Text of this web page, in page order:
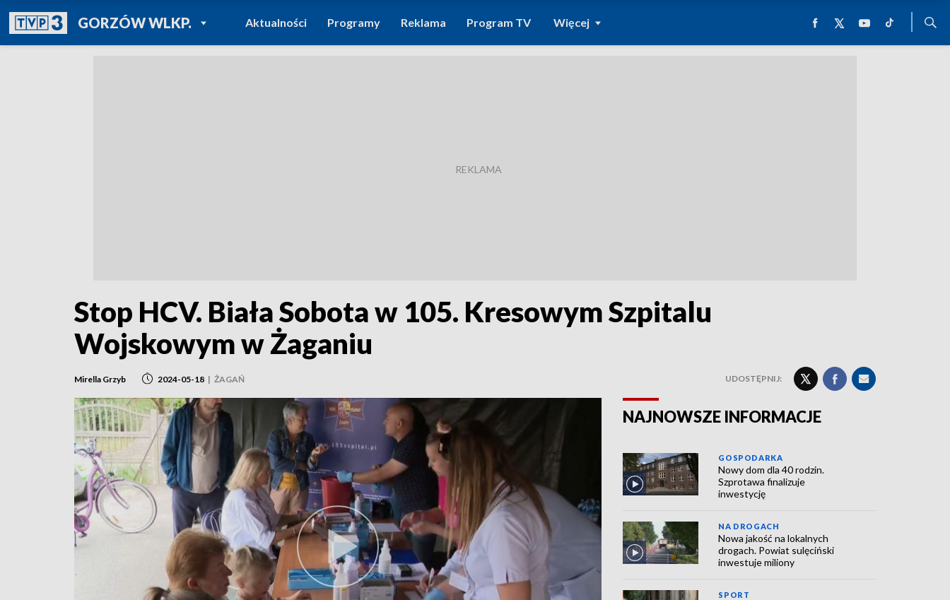
GORZÓW WLKP.POWRÓT DO
TVP REGIONY
Aktualności Programy Reklama Program TV Więcej
Stop HCV. Biała Sobota w 105. Kresowym Szpitalu
Wojskowym w Żaganiu
Mirella Grzyb 2024-05-18 | ŻAGAŃ UDOSTĘPNIJ:
NAJNOWSZE INFORMACJE
GOSPODARKA
Nowy dom dla 40 rodzin.
Szprotawa finalizuje
inwestycję
NA DROGACH
Nowa jakość na lokalnych
drogach. Powiat sulęciński
inwestuje miliony
SPORT